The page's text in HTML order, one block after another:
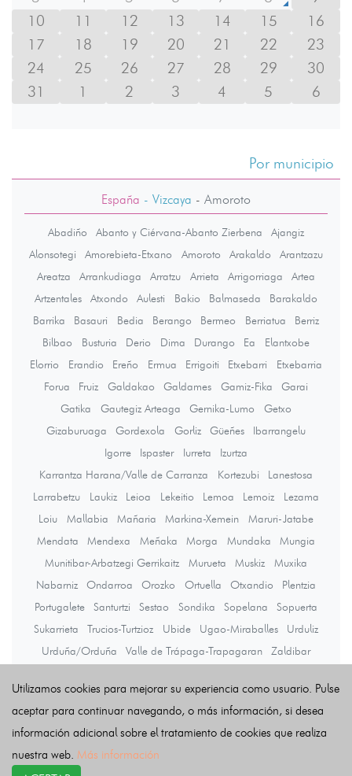
10
11 12 13 14 15
16
17
18 19 20 21 22
23
24
25 26 27 28 29
30
31
1 2 3 4 5 6
Por municipio
España - Vizcaya - Amoroto
Abadiño Abanto y Ciérvana-Abanto Zierbena
Ajangiz
Alonsotegi
Amorebieta-Etxano Amoroto Arakaldo
Arantzazu
Areatza
Arrankudiaga Arratzu Arrieta Arrigorriaga
Artea
Artzentales
Atxondo Aulesti Bakio Balmaseda
Barakaldo
Barrika
Basauri Bedia Berango Bermeo Berriatua
Berriz
Bilbao
Busturia Derio Dima Durango Ea
Elantxobe
Elorrio
Erandio Ereño Ermua Errigoiti Etxebarri
Etxebarria
Forua
Fruiz Galdakao Galdames Gamiz-Fika
Garai
Gatika
Gautegiz Arteaga Gernika-Lumo
Getxo
Gizaburuaga
Gordexola Gorliz Güeñes
Ibarrangelu
Igorre
Ispaster Iurreta
Izurtza
Karrantza Harana/Valle de Carranza
Kortezubi
Lanestosa
Larrabetzu
Laukiz Leioa Lekeitio Lemoa Lemoiz
Lezama
Loiu
Mallabia Mañaria Markina-Xemein
Maruri-Jatabe
Mendata
Mendexa Meñaka Morga Mundaka
Mungia
Munitibar-Arbatzegi Gerrikaitz
Murueta Muskiz
Muxika
Nabarniz
Ondarroa Orozko Ortuella Otxandio
Plentzia
Portugalete
Santurtzi Sestao Sondika Sopelana
Sopuerta
Sukarrieta
Trucios-Turtzioz Ubide Ugao-Miraballes
Urduliz
Urduña/Orduña
Valle de Trápaga-Trapagaran
Zaldibar
Ziortza-Bolibar
Utilizamos cookies para mejorar su experiencia como usuario. Pulse
aceptar para continuar navegando, o más información, si desea
información adicional sobre el tratamiento de cookies que realiza
nuestra web. Más información